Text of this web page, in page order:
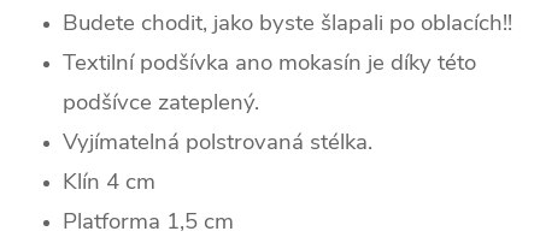
Budete chodit, jako byste šlapali po oblacích!!
Textilní podšívka ano mokasín je díky této
podšívce zateplený.
Vyjímatelná polstrovaná stélka.
Klín 4 cm
Platforma 1,5 cm